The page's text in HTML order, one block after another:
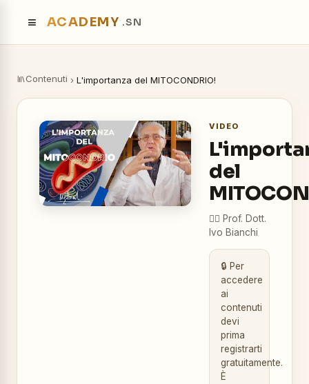
≡ ACADEMY .SN
Contenuti › L'importanza del MITOCONDRIO!
VIDEO
del
👨‍⚕️ Prof. Dott.
Ivo Bianchi
🔒 Per
accedere
ai
contenuti
devi
prima
registrarti
gratuitamente.
È